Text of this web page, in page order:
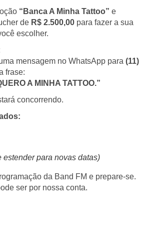
“Banca A Minha Tattoo” e
de R$ 2.500,00 para fazer a sua
escolher.
mensagem no WhatsApp para (11)
frase:
A MINHA TATTOO.”
concorrendo.
estender para novas datas)
da Band FM e prepare-se.
ser por nossa conta.